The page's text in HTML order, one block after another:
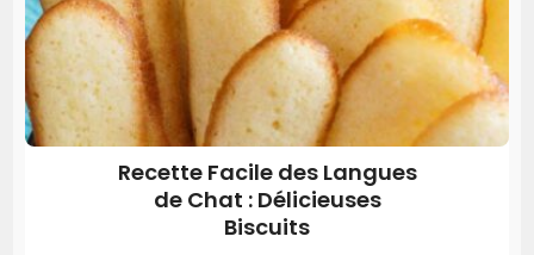
Recette Facile des Langues
de Chat : Délicieuses
Biscuits